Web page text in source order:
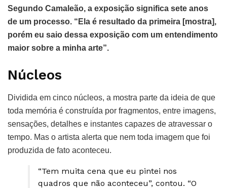
Segundo Camaleão, a exposição significa sete anos
de um processo. “Ela é resultado da primeira [mostra],
porém eu saio dessa exposição com um entendimento
maior sobre a minha arte”.
Núcleos
Dividida em cinco núcleos, a mostra parte da ideia de que
toda memória é construída por fragmentos, entre imagens,
sensações, detalhes e instantes capazes de atravessar o
tempo. Mas o artista alerta que nem toda imagem que foi
produzida de fato aconteceu.
“Tem muita cena que eu pintei nos
quadros que não aconteceu”, contou. “O